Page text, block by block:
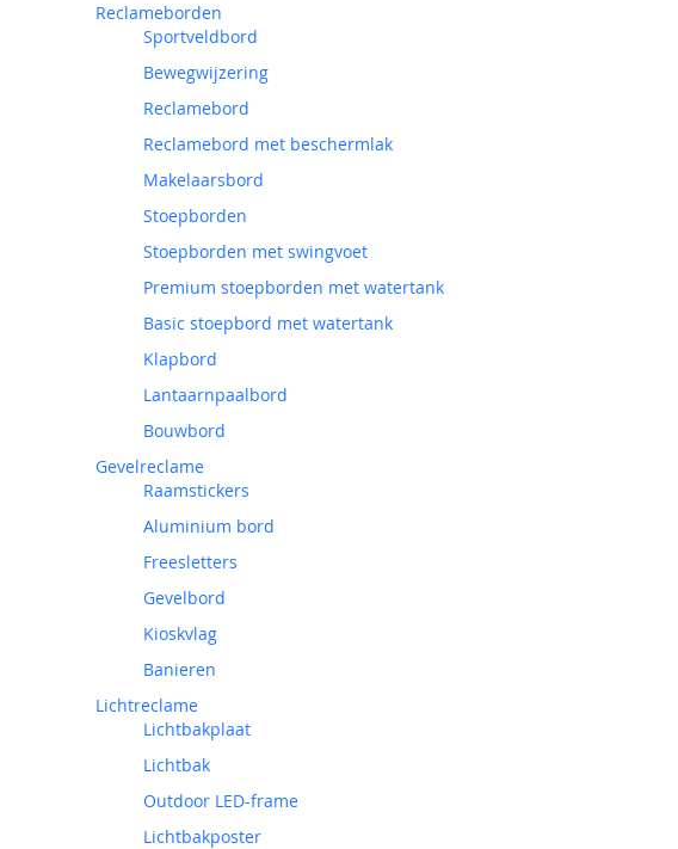
Reclameborden
Sportveldbord
Bewegwijzering
Reclamebord
Reclamebord met beschermlak
Makelaarsbord
Stoepborden
Stoepborden met swingvoet
Premium stoepborden met watertank
Basic stoepbord met watertank
Klapbord
Lantaarnpaalbord
Bouwbord
Gevelreclame
Raamstickers
Aluminium bord
Freesletters
Gevelbord
Kioskvlag
Banieren
Lichtreclame
Lichtbakplaat
Lichtbak
Outdoor LED-frame
Lichtbakposter